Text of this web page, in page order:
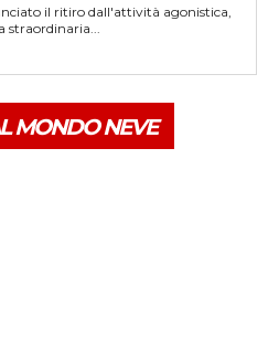
il ritiro dall'attività agonistica,
MONDO NEVE